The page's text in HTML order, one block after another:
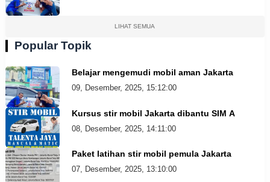
LIHAT SEMUA
Popular Topik
Belajar mengemudi mobil aman Jakarta
09, Desember, 2025, 15:12:00
Kursus stir mobil Jakarta dibantu SIM A
08, Desember, 2025, 14:11:00
Paket latihan stir mobil pemula Jakarta
07, Desember, 2025, 13:10:00